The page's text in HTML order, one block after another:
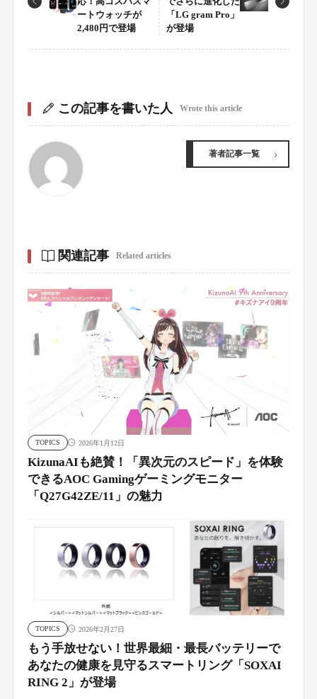
ートウォッチが
2,480円で登場
「LG gram Pro」
が登場
この記事を書いた人 Wrote this article
著者記事一覧
関連記事 Related articles
TOPICS 2026年1月12日
KizunaAIも絶賛！「異次元のスピード」を体験
できるAOC Gamingゲーミングモニター
「Q27G42ZE/11」の魅力
TOPICS 2026年2月27日
もう手放せない！世界最細・最長バッテリーで
あなたの健康を見守るスマートリング「SOXAI
RING 2」が登場